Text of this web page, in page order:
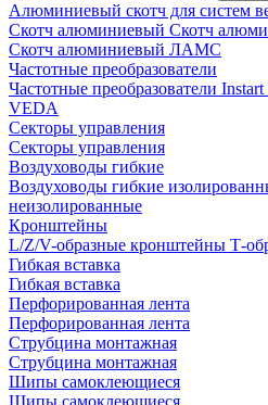
Алюминиевый скотч для систем
Скотч алюминиевый Скотч
Скотч алюминиевый ЛАМС
Частотные преобразователи
Частотные преобразователи Instart
VEDA
Секторы управления
Секторы управления
Воздуховоды гибкие
Воздуховоды гибкие
неизолированные
Кронштейны
L/Z/V-образные кронштейны Т-
Гибкая вставка
Гибкая вставка
Перфорированная лента
Перфорированная лента
Струбцина монтажная
Струбцина монтажная
Шипы самоклеющиеся
Шипы самоклеющиеся